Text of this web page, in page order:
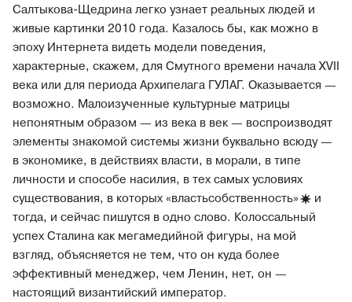
Салтыкова-Щедрина легко узнает реальных людей и
живые картинки 2010 года. Казалось бы, как можно в
эпоху Интернета видеть модели поведения,
характерные, скажем, для Смутного времени начала XVII
века или для периода Архипелага ГУЛАГ. Оказывается —
возможно. Малоизученные культурные матрицы
непонятным образом — из века в век — воспроизводят
элементы знакомой системы жизни буквально всюду —
в экономике, в действиях власти, в морали, в типе
личности и способе насилия, в тех самых условиях
существования, в которых «властьсобственность»
и
тогда, и сейчас пишутся в одно слово. Колоссальный
успех Сталина как мегамедийной фигуры, на мой
взгляд, объясняется не тем, что он куда более
эффективный менеджер, чем Ленин, нет, он —
настоящий византийский император.